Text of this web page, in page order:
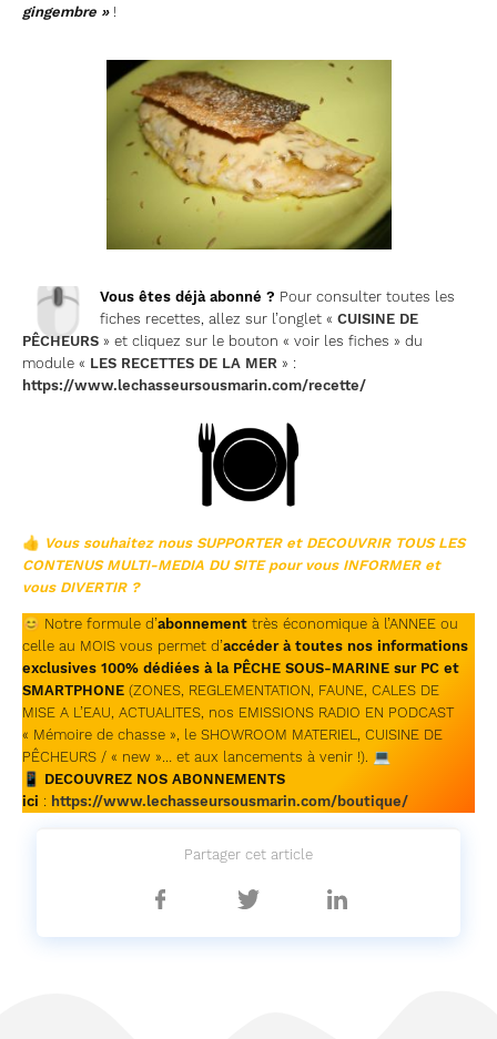
gingembre » !
🖱 Vous êtes déjà abonné ? Pour consulter toutes les
fiches recettes, allez sur l’onglet «CUISINE DE
PÊCHEURS » et cliquez sur le bouton « voir les fiches » du
module « LES RECETTES DE LA MER » :
https://www.lechasseursousmarin.com/recette/
👍 Vous souhaitez nous SUPPORTER et DECOUVRIR TOUS LES
CONTENUS MULTI-MEDIA DU SITE pour vous INFORMER et
vous DIVERTIR ?
😊 Notre formule d’abonnement très économique à l’ANNEE ou
celle au MOIS vous permet d’accéder à toutes nos informations
exclusives 100% dédiées à la PÊCHE SOUS-MARINE sur PC et
SMARTPHONE (ZONES, REGLEMENTATION, FAUNE, CALES DE
MISE A L’EAU, ACTUALITES, nos EMISSIONS RADIO EN PODCAST
« Mémoire de chasse », le SHOWROOM MATERIEL, CUISINE DE
PÊCHEURS / « new »… et aux lancements à venir !). 💻
📱 DECOUVREZ NOS ABONNEMENTS
ici : https://www.lechasseursousmarin.com/boutique/
Partager cet article
Partager
Partager
Partager
sur